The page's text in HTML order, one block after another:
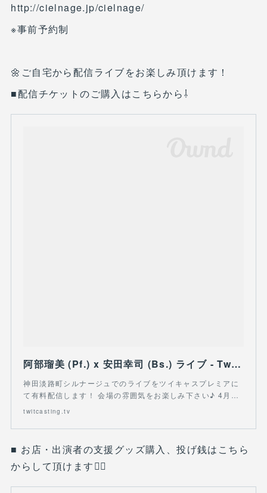
http://cielnage.jp/cielnage/
※事前予約制
🌼ご自宅から配信ライブをお楽しみ頂けます！
■配信チケットのご購入はこちらから⇩
阿部瑠美 (Pf.) x 安田幸司 (Bs.) ライブ - TwitCasting
神田淡路町シルナージュでのライブをツイキャスプレミアに
て有料配信します！ 会場の雰囲気をお楽しみ下さい♪ 4月…
twitcasting.tv
■ お店・出演者の支援グッズ購入、投げ銭はこちら
からして頂けます🙇‍♀️